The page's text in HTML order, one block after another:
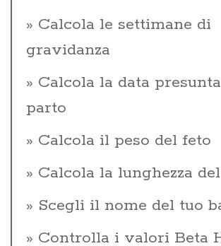
Calcola le settimane di
gravidanza
Calcola la data
parto
Calcola il peso del feto
Calcola la lunghezza
Scegli il nome del tuo
Controlla i valori Beta